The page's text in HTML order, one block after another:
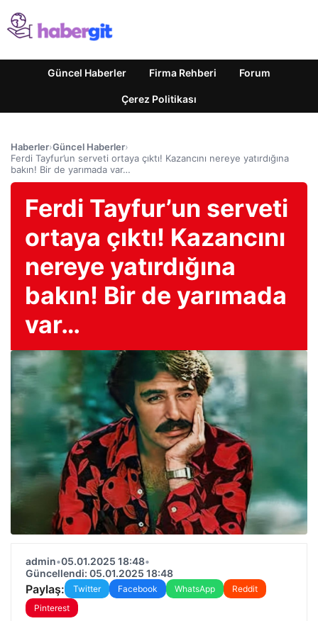
Güncel Haberler Firma Rehberi Forum
Çerez Politikası
Haberler›Güncel Haberler›
Ferdi Tayfur’un serveti ortaya çıktı! Kazancını nereye yatırdığına
bakın! Bir de yarımada var…
Ferdi Tayfur’un serveti
ortaya çıktı! Kazancını
nereye yatırdığına
bakın! Bir de yarımada
var…
admin•05.01.2025 18:48•
Güncellendi: 05.01.2025 18:48
Paylaş: Twitter Facebook WhatsApp
Reddit
Pinterest